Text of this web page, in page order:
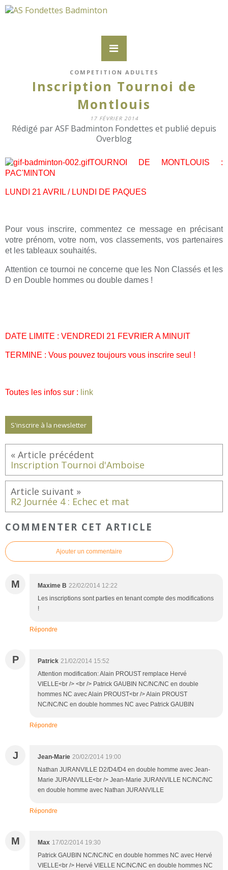
COMPETITION ADULTES
Inscription Tournoi de
Montlouis
17 FÉVRIER 2014
Rédigé par ASF Badminton Fondettes et publié depuis
Overblog
TOURNOI DE MONTLOUIS :
PAC'MINTON
LUNDI 21 AVRIL / LUNDI DE PAQUES
Pour vous inscrire, commentez ce message en précisant
votre prénom, votre nom, vos classements, vos partenaires
et les tableaux souhaités.
Attention ce tournoi ne concerne que les Non Classés et les
D en Double hommes ou double dames !
DATE LIMITE : VENDREDI 21 FEVRIER A MINUIT
TERMINE : Vous pouvez toujours vous inscrire seul !
Toutes les infos sur : link
S'inscrire à la newsletter
Inscription Tournoi d'Amboise
R2 Journée 4 : Echec et mat
COMMENTER CET ARTICLE
Ajouter un commentaire
M Maxime B 22/02/2014 12:22
Les inscriptions sont parties en tenant compte des modifications
!
Répondre
P Patrick 21/02/2014 15:52
Attention modification: Alain PROUST remplace Hervé
VIELLE<br /> <br /> Patrick GAUBIN NC/NC/NC en double
hommes NC avec Alain PROUST<br /> Alain PROUST
NC/NC/NC en double hommes NC avec Patrick GAUBIN
Répondre
J Jean-Marie 20/02/2014 19:00
Nathan JURANVILLE D2/D4/D4 en double homme avec Jean-
Marie JURANVILLE<br /> Jean-Marie JURANVILLE NC/NC/NC
en double homme avec Nathan JURANVILLE
Répondre
M Max 17/02/2014 19:30
Patrick GAUBIN NC/NC/NC en double hommes NC avec Hervé
VIELLE<br /> Hervé VIELLE NC/NC/NC en double hommes NC